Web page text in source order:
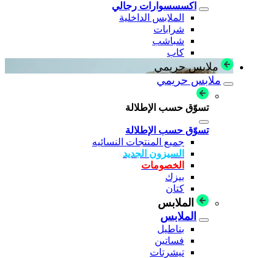
اكسسسوارات رجالي
الملابس الداخلية
شرابات
شباشب
كاب
ملابس حريمي
ملابس حريمي
تسوّق حسب الإطلالة
تسوّق حسب الإطلالة
جميع المنتجات النسائيه
السيزون الجديد
الخصومات
بيزك
كتان
الملابس
الملابس
بناطيل
فساتين
تيشرتات